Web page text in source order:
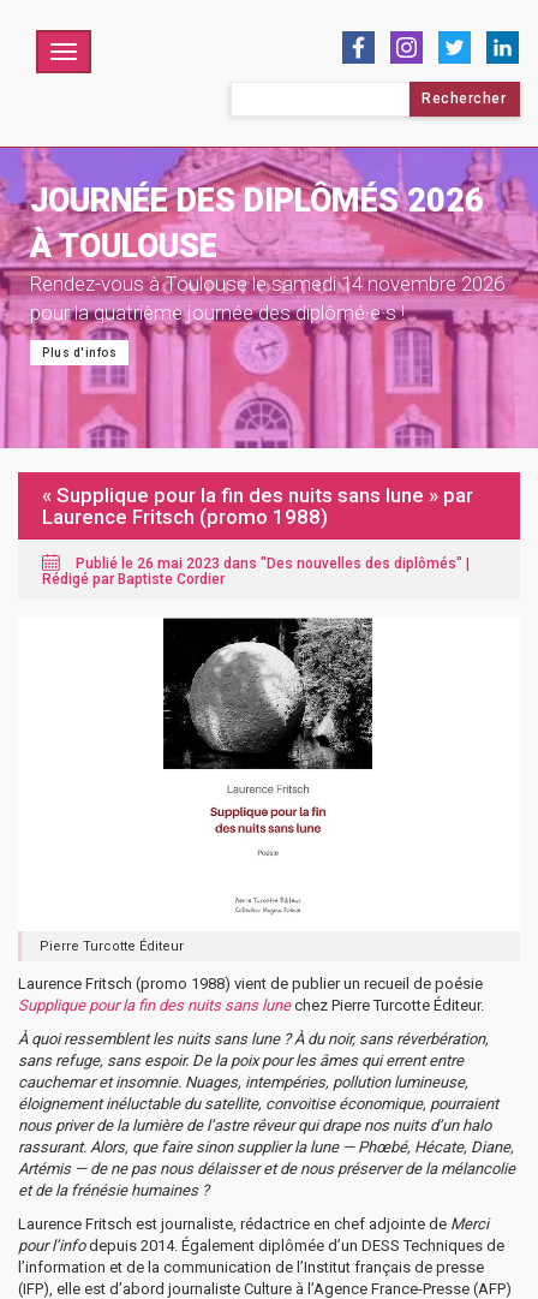
Menu
JOURNÉE DES DIPLÔMÉS 2026
À TOULOUSE
Rendez-vous à Toulouse le samedi 14 novembre 2026
pour la quatrième journée des diplômé·e·s !
Plus d'infos
« Supplique pour la fin des nuits sans lune » par
Laurence Fritsch (promo 1988)
Publié le 26 mai 2023 dans "Des nouvelles des diplômés" |
Rédigé par Baptiste Cordier
Pierre Turcotte Éditeur
Laurence Fritsch (promo 1988) vient de publier un recueil de poésie
Supplique pour la fin des nuits sans lunechez Pierre Turcotte Éditeur.
À quoi ressemblent les nuits sans lune ? À du noir, sans réverbération,
sans refuge, sans espoir. De la poix pour les âmes qui errent entre
cauchemar et insomnie. Nuages, intempéries, pollution lumineuse,
éloignement inéluctable du satellite, convoitise économique, pourraient
nous priver de la lumière de l’astre rêveur qui drape nos nuits d’un halo
rassurant. Alors, que faire sinon supplier la lune — Phœbé, Hécate, Diane,
Artémis — de ne pas nous délaisser et de nous préserver de la mélancolie
et de la frénésie humaines ?
Laurence Fritsch est journaliste, rédactrice en chef adjointe de Merci
pour l’infodepuis 2014. Également diplômée d’un DESS Techniques de
l’information et de la communication de l’Institut français de presse
(IFP), elle est d’abord journaliste Culture à l’Agence France-Presse (AFP)